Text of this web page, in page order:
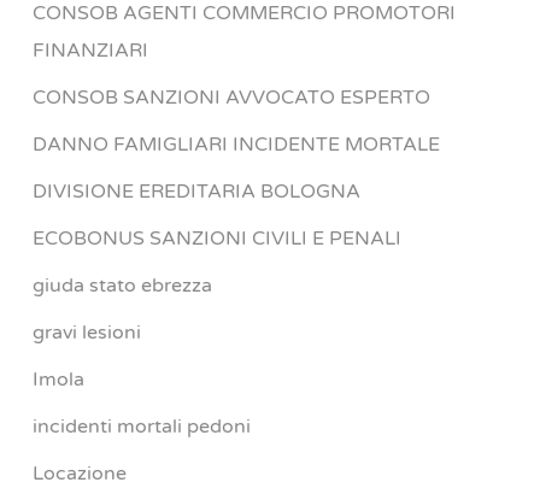
CONSOB AGENTI COMMERCIO PROMOTORI
FINANZIARI
CONSOB SANZIONI AVVOCATO ESPERTO
DANNO FAMIGLIARI INCIDENTE MORTALE
DIVISIONE EREDITARIA BOLOGNA
ECOBONUS SANZIONI CIVILI E PENALI
giuda stato ebrezza
gravi lesioni
Imola
incidenti mortali pedoni
Locazione